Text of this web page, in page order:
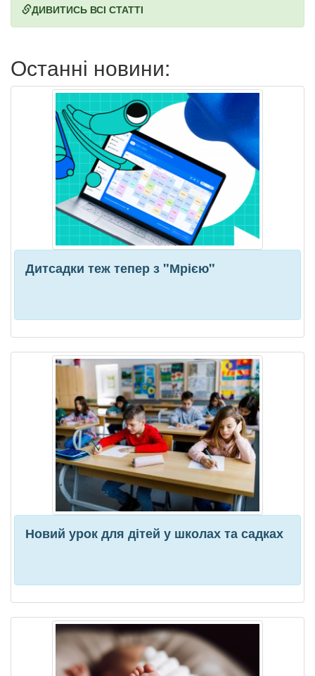
ДИВИТИСЬ ВСІ СТАТТІ
Останні новини:
Дитсадки теж тепер з "Мрією"
Новий урок для дітей у школах та садках